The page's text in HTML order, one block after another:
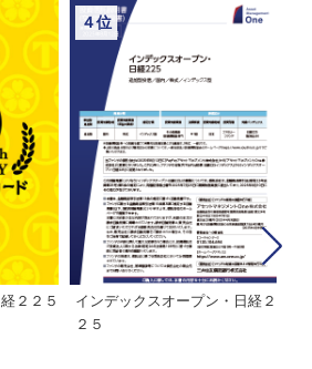
２２５
４位
インデックスオープン・日経２
２５